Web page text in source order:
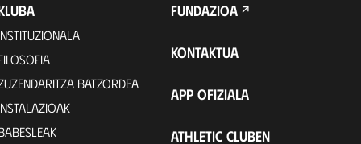
BATZORDEA
FUNDAZIOA
KONTAKTUA
APP OFIZIALA
ATHLETIC CLUBEN